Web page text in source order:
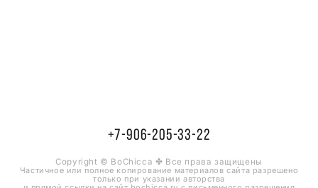
+7-906-205-33-22
Copyright © BoChicca ✤ Все права защищены
Частичное или полное копирование материалов сайта разрешено
только при указанииавторства